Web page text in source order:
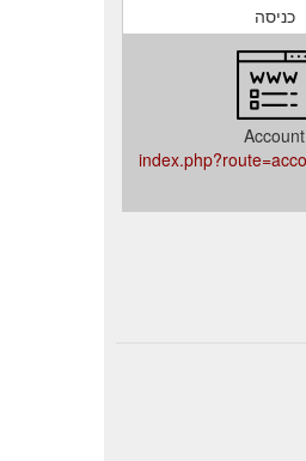
כניסה
Account